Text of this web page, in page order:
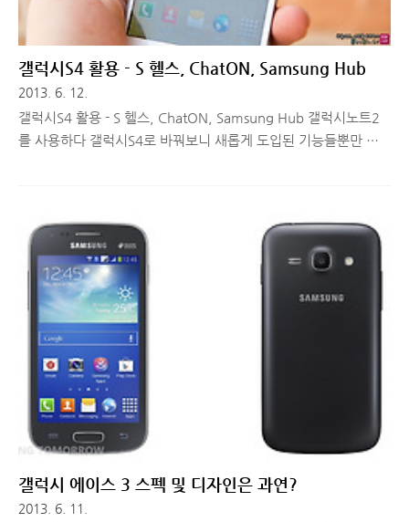
갤럭시S4 활용 - S 헬스, ChatON, Samsung Hub
2013. 6. 12.
갤럭시S4 활용 - S 헬스, ChatON, Samsung Hub 갤럭시노트2
를 사용하다 갤럭시S4로 바꿔보니 새롭게 도입된 기능들뿐만 아
까 합니다. ■ 갤럭시S4 사용자의 건강을 책임진다! S 헬스
(Health) 갤럭시S4의 슬로건은 'Life Companion' 즉, '삶의 동반
자'라는 뜻입니다. 갤럭시S4에서 새롭게 내놓은 기능 중, 이 슬로
건에 가장 들어맞는 것이 S 헬스(Health)라고 생각하는데요. S 헬
스는 갤럭시S4 사용자의 건강 관리를 도와주는 최적의 기능이라
고 생각합니다. ▲ 갤럭시S4의 ..
갤럭시 에이스 3 스펙 및 디자인은 과연?
2013. 6. 11.